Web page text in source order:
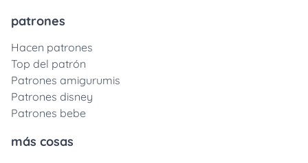
patrones
Hacen patrones
Top del patrón
Patrones amigurumis
Patrones disney
Patrones bebe
más cosas